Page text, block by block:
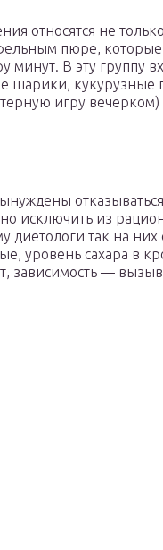
относятся не
пюре, которые
минут. В эту группу
шарики, кукурузные
игру
исключить из
диетологи так на
уровень сахара
зависимость —